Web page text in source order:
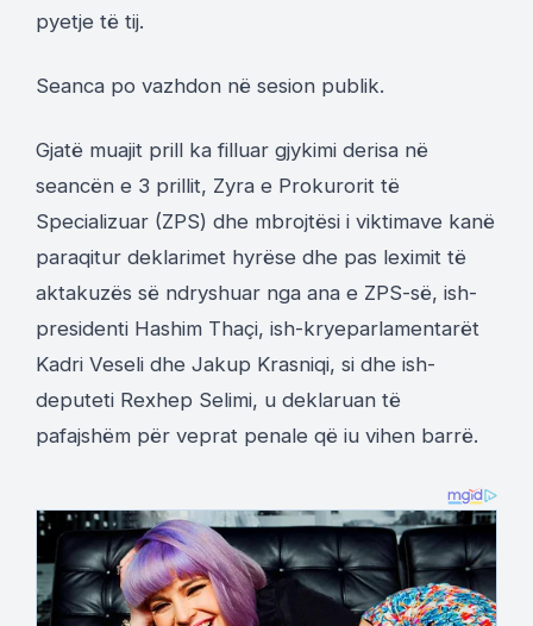
pyetje të tij.
Seanca po vazhdon në sesion publik.
Gjatë muajit prill ka filluar gjykimi derisa në
seancën e 3 prillit, Zyra e Prokurorit të
Specializuar (ZPS) dhe mbrojtësi i viktimave kanë
paraqitur deklarimet hyrëse dhe pas leximit të
aktakuzës së ndryshuar nga ana e ZPS-së, ish-
presidenti Hashim Thaçi, ish-kryeparlamentarët
Kadri Veseli dhe Jakup Krasniqi, si dhe ish-
deputeti Rexhep Selimi, u deklaruan të
pafajshëm për veprat penale që iu vihen barrë.